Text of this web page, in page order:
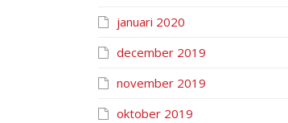
januari 2020
december 2019
november 2019
oktober 2019